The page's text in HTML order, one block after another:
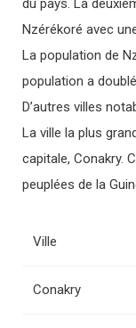
du pays. La
Nzérékoré avec
La population de
population a
D’autres villes
La ville la plus
capitale, Conakry.
peuplées de la
Ville
Conakry